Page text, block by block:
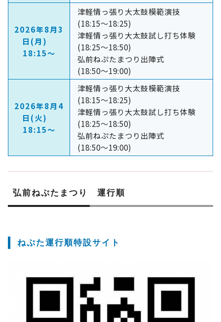
2026年8月3
日(月)
18:15～
津軽情っ張り大太鼓模範演技
(18:15～18:25)
津軽情っ張り大太鼓試し打ち体験
(18:25～18:50)
弘前ねぷたまつり出陣式
(18:50～19:00)
2026年8月4
日(火)
18:15～
津軽情っ張り大太鼓模範演技
(18:15～18:25)
津軽情っ張り大太鼓試し打ち体験
(18:25～18:50)
弘前ねぷたまつり出陣式
(18:50～19:00)
弘前ねぷたまつり 運行順
ねぷた運行順特設サイト